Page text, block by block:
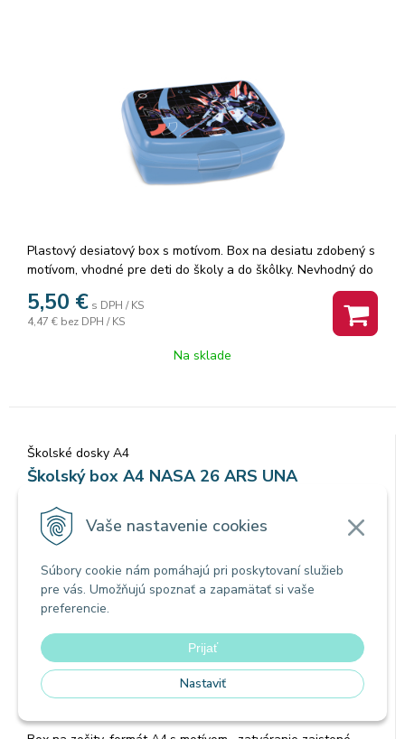
Vaše nastavenie cookies
Súbory cookie nám pomáhajú pri poskytovaní služieb
pre vás. Umožňujú spoznať a zapamätať si vaše
preferencie.
Prijať
Nastaviť
Plastový desiatový box s motívom. Box na desiatu zdobený s
motívom, vhodné pre deti do školy a do škôlky. Nevhodný do
5,50 € s DPH / KS
4,47 € bez DPH / KS
Na sklade
Školské dosky A4
Školský box A4 NASA 26 ARS UNA